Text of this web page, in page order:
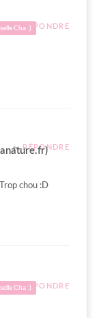
Cha :)RÉPONDRE
RÉPONDRE
chou :D
Cha :)RÉPONDRE